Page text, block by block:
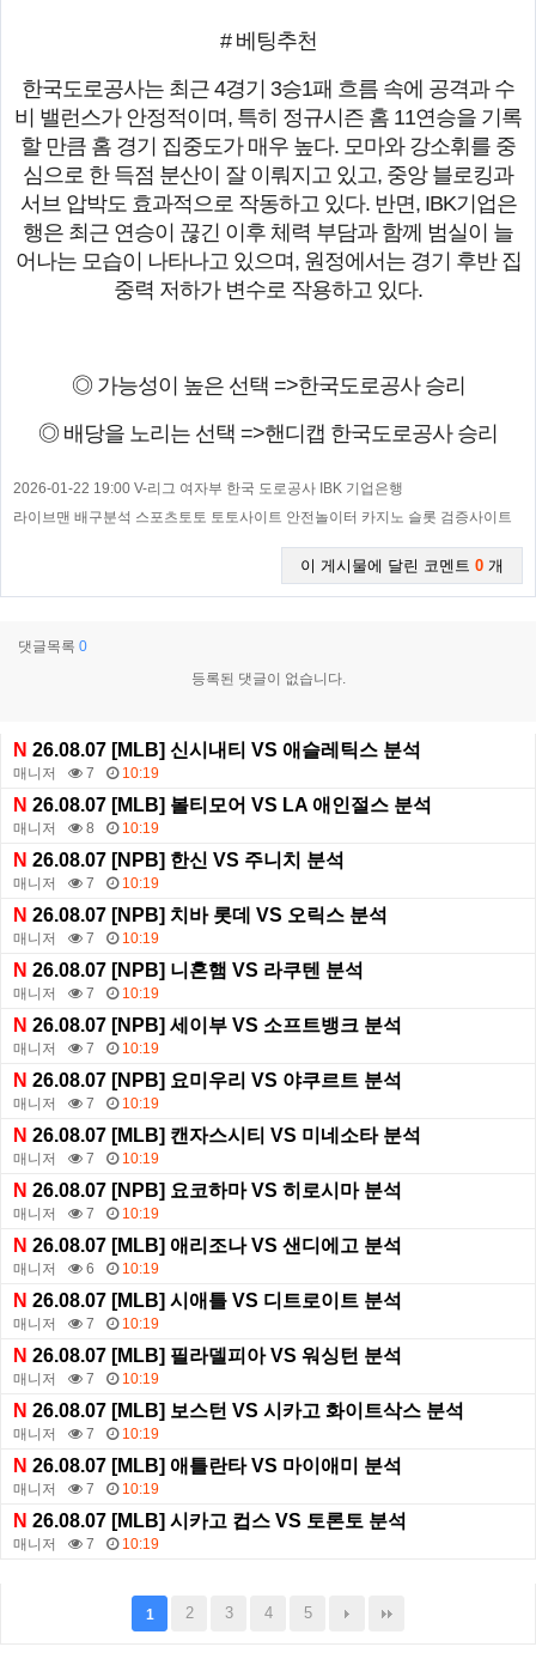
# 베팅추천
한국도로공사는 최근 4경기 3승1패 흐름 속에 공격과 수
비 밸런스가 안정적이며, 특히 정규시즌 홈 11연승을 기록
할 만큼 홈 경기 집중도가 매우 높다. 모마와 강소휘를 중
심으로 한 득점 분산이 잘 이뤄지고 있고, 중앙 블로킹과
서브 압박도 효과적으로 작동하고 있다. 반면, IBK기업은
행은 최근 연승이 끊긴 이후 체력 부담과 함께 범실이 늘
어나는 모습이 나타나고 있으며, 원정에서는 경기 후반 집
중력 저하가 변수로 작용하고 있다.
◎ 가능성이 높은 선택 =>한국도로공사 승리
◎ 배당을 노리는 선택 =>핸디캡 한국도로공사 승리
2026-01-22 19:00 V-리그 여자부 한국 도로공사 IBK 기업은행
라이브맨 배구분석 스포츠토토 토토사이트 안전놀이터 카지노 슬롯 검증사이트
이 게시물에 달린 코멘트 0 개
댓글목록 0
등록된 댓글이 없습니다.
N 26.08.07 [MLB] 신시내티 VS 애슬레틱스 분석
매니저 7 10:19
N 26.08.07 [MLB] 볼티모어 VS LA 애인절스 분석
매니저 8 10:19
N 26.08.07 [NPB] 한신 VS 주니치 분석
매니저 7 10:19
N 26.08.07 [NPB] 치바 롯데 VS 오릭스 분석
매니저 7 10:19
N 26.08.07 [NPB] 니혼햄 VS 라쿠텐 분석
매니저 7 10:19
N 26.08.07 [NPB] 세이부 VS 소프트뱅크 분석
매니저 7 10:19
N 26.08.07 [NPB] 요미우리 VS 야쿠르트 분석
매니저 7 10:19
N 26.08.07 [MLB] 캔자스시티 VS 미네소타 분석
매니저 7 10:19
N 26.08.07 [NPB] 요코하마 VS 히로시마 분석
매니저 7 10:19
N 26.08.07 [MLB] 애리조나 VS 샌디에고 분석
매니저 6 10:19
N 26.08.07 [MLB] 시애틀 VS 디트로이트 분석
매니저 7 10:19
N 26.08.07 [MLB] 필라델피아 VS 워싱턴 분석
매니저 7 10:19
N 26.08.07 [MLB] 보스턴 VS 시카고 화이트삭스 분석
매니저 7 10:19
N 26.08.07 [MLB] 애틀란타 VS 마이애미 분석
매니저 7 10:19
N 26.08.07 [MLB] 시카고 컵스 VS 토론토 분석
매니저 7 10:19
1 2 3 4 5